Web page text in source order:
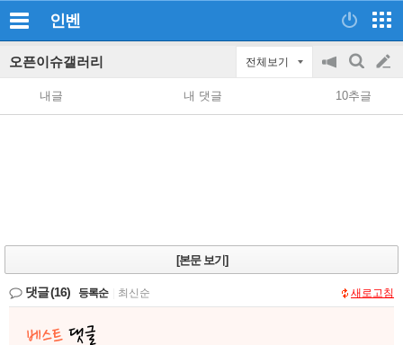
인벤
오픈이슈갤러리 전체보기
공
지
on/off
검
색
글
쓰
내글 내 댓글 10추글
[본문 보기]
댓글(16) 등록순 최신순 새로고침